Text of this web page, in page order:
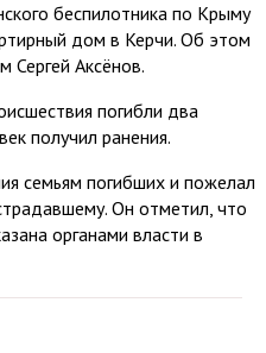
беспилотника по Крыму
дом в Керчи. Об этом
Сергей Аксёнов.
погибли два
получил ранения.
семьям погибших и пожелал
Он отметил, что
органами власти в